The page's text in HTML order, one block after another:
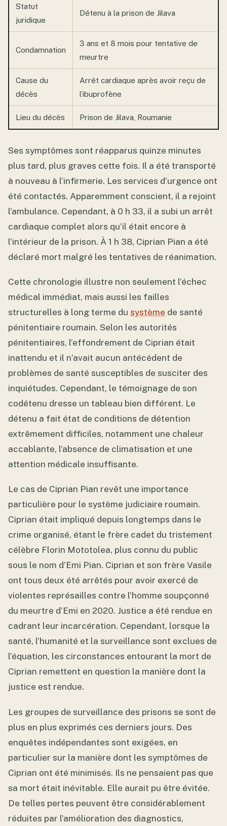
Statut
juridique
Détenu à la prison de Jilava
Condamnation
3 ans et 8 mois pour tentative de
meurtre
Cause du
décès
Arrêt cardiaque après avoir reçu de
l’ibuprofène
Lieu du décès Prison de Jilava, Roumanie
Ses symptômes sont réapparus quinze minutes
plus tard, plus graves cette fois. Il a été transporté
à nouveau à l’infirmerie. Les services d’urgence ont
été contactés. Apparemment conscient, il a rejoint
l’ambulance. Cependant, à 0 h 33, il a subi un arrêt
cardiaque complet alors qu’il était encore à
l’intérieur de la prison. À 1 h 38, Ciprian Pian a été
déclaré mort malgré les tentatives de réanimation.
Cette chronologie illustre non seulement l’échec
médical immédiat, mais aussi les failles
structurelles à long terme du système de santé
pénitentiaire roumain. Selon les autorités
pénitentiaires, l’effondrement de Ciprian était
inattendu et il n’avait aucun antécédent de
problèmes de santé susceptibles de susciter des
inquiétudes. Cependant, le témoignage de son
codétenu dresse un tableau bien différent. Le
détenu a fait état de conditions de détention
extrêmement difficiles, notamment une chaleur
accablante, l’absence de climatisation et une
attention médicale insuffisante.
Le cas de Ciprian Pian revêt une importance
particulière pour le système judiciaire roumain.
Ciprian était impliqué depuis longtemps dans le
crime organisé, étant le frère cadet du tristement
célèbre Florin Mototolea, plus connu du public
sous le nom d’Emi Pian. Ciprian et son frère Vasile
ont tous deux été arrêtés pour avoir exercé de
violentes représailles contre l’homme soupçonné
du meurtre d’Emi en 2020. Justice a été rendue en
cadrant leur incarcération. Cependant, lorsque la
santé, l’humanité et la surveillance sont exclues de
l’équation, les circonstances entourant la mort de
Ciprian remettent en question la manière dont la
justice est rendue.
Les groupes de surveillance des prisons se sont de
plus en plus exprimés ces derniers jours. Des
enquêtes indépendantes sont exigées, en
particulier sur la manière dont les symptômes de
Ciprian ont été minimisés. Ils ne pensaient pas que
sa mort était inévitable. Elle aurait pu être évitée.
De telles pertes peuvent être considérablement
réduites par l’amélioration des diagnostics,